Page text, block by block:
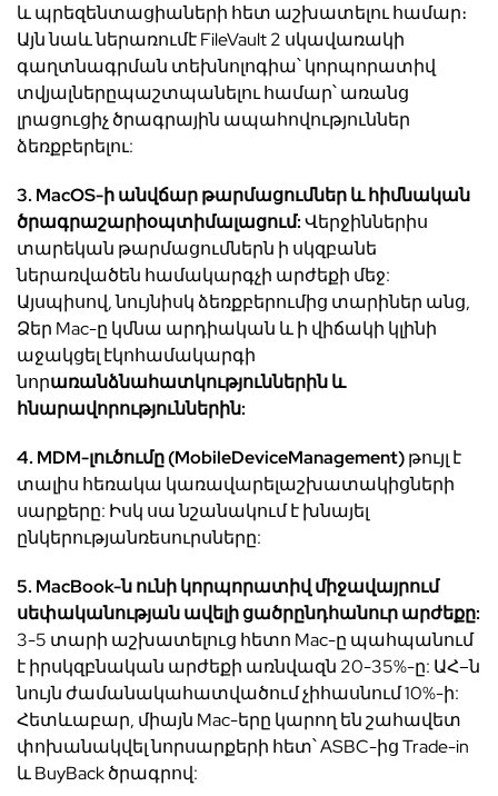
ևպրեզենտացիաների հետ աշխատելուհամար։
ԱյննաևներառումէFileVault 2 սկավառակի
գաղտնագրման տեխնոլոգիա՝կորպորատիվ
տվյալներըպաշտպանելուհամար՝առանց
լրացուցիչծրագրային ապահովություններ
ձեռքբերելու:
3. MacOS-իանվճարթարմացումներևհիմնական
ծրագրաշարիօպտիմալացում:Վերջիններիս
տարեկան թարմացումներն ի սկզբանե
ներառվածեն համակարգչի արժեքի մեջ:
Այսպիսով,նույնիսկձեռքբերումից տարիներ անց,
Ձեր Mac-ը կմնա արդիական ևի վիճակի կլինի
աջակցել էկոհամակարգի
նորառանձնահատկություններինև
հնարավորություններին:
4. MDM-լուծումը(MobileDeviceManagement)թույլ է
տալիս հեռակա կառավարելաշխատակիցների
սարքերը: Իսկ սանշանակումէխնայել
ընկերությանռեսուրսները:
5. MacBook-նունիկորպորատիվ միջավայրում
սեփականությանավելիցածրընդհանուրարժեքը:
3-5 տարի աշխատելուց հետո Mac-ը պահպանում
էիրսկզբնական արժեքի առնվազն 20-35%-ը: ԱՀ–ն
նույն ժամանակահատվածումչիհասնում10%-ի:
Հետևաբար, միայն Mac-երը կարող ենշահավետ
փոխանակվելնորսարքերի հետ՝ASBC-իցTrade-in
ևBuyBackծրագրով: